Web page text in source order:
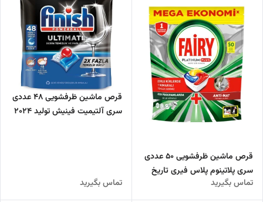
قرص ماشین ظرفشویی 50 عددی
سری پلاتینوم پلاس فیری تاریخ
تولید 2024
تماس بگیرید
قرص ماشین ظرفشویی 48 عددی
سری آلتیمیت فینیش تولید 2024
تماس بگیرید